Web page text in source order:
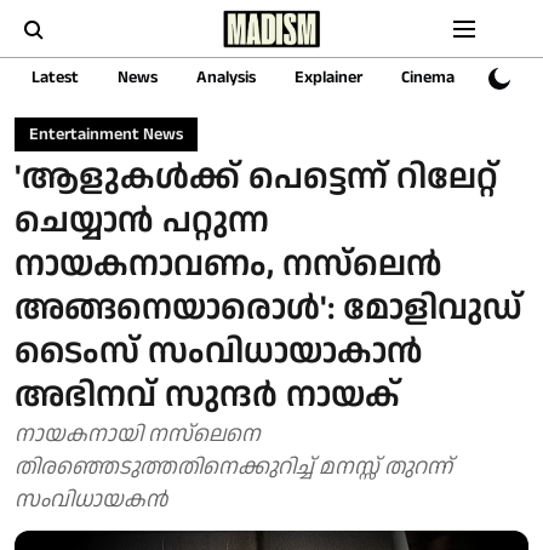
Latest News Analysis Explainer Cinema Sports
Entertainment News
'ആളുകൾക്ക് പെട്ടെന്ന് റിലേറ്റ്
ചെയ്യാൻ പറ്റുന്ന
നായകനാവണം, നസ്‌ലെൻ
അങ്ങനെയാരൊൾ': മോളിവുഡ്
ടൈംസ് സംവിധായാകാൻ
അഭിനവ് സുന്ദർ നായക്
നായകനായി നസ്‌ലെനെ
തിരഞ്ഞെടുത്തതിനെക്കുറിച്ച് മനസ്സ് തുറന്ന്
സംവിധായകൻ